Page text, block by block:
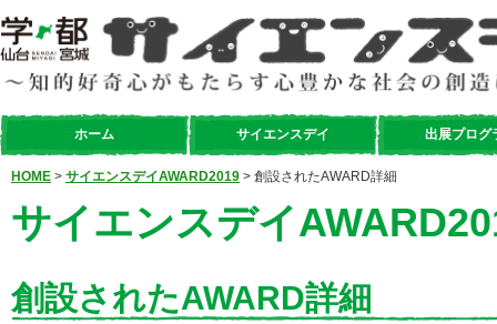
ホーム サイエンスデイ 出展プログ
HOME > サイエンスデイAWARD2019 > 創設されたAWARD詳細
サイエンスデイ
創設されたAWARD詳細